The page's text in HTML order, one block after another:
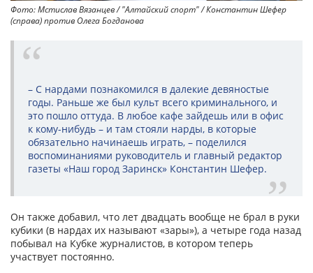
Фото: Мстислав Вязанцев / "Алтайский спорт" / Константин Шефер
(справа) против Олега Богданова
– С нардами познакомился в далекие девяностые
годы. Раньше же был культ всего криминального, и
это пошло оттуда. В любое кафе зайдешь или в офис
к кому-нибудь – и там стояли нарды, в которые
обязательно начинаешь играть, – поделился
воспоминаниями руководитель и главный редактор
газеты «Наш город Заринск» Константин Шефер.
Он также добавил, что лет двадцать вообще не брал в руки
кубики (в нардах их называют «зары»), а четыре года назад
побывал на Кубке журналистов, в котором теперь
участвует постоянно.